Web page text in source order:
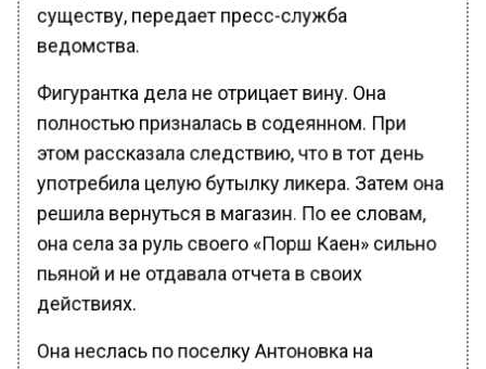
существу, передает пресс-служба
ведомства.
Фигурантка дела не отрицает вину. Она
полностью призналась в содеянном. При
этом рассказала следствию, что в тот день
употребила целую бутылку ликера. Затем она
решила вернуться в магазин. По ее словам,
она села за руль своего «Порш Каен» сильно
пьяной и не отдавала отчета в своих
действиях.
Она неслась по поселку Антоновка на